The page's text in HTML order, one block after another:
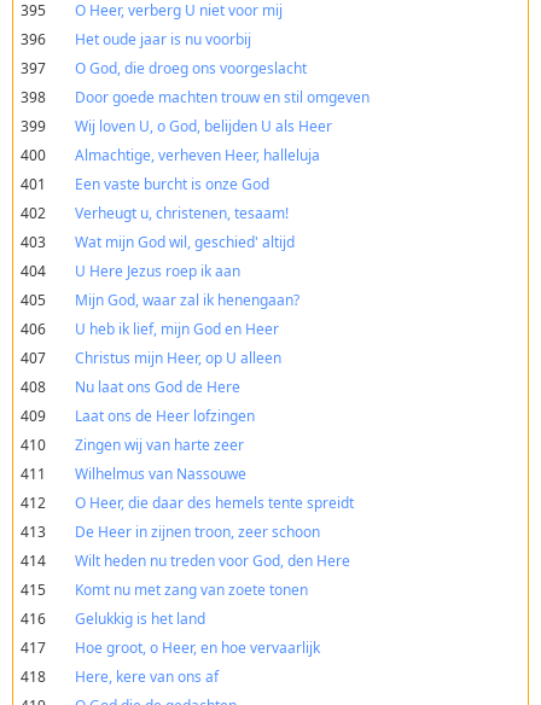
395
O Heer, verberg U niet voor mij
396
Het oude jaar is nu voorbij
397
O God, die droeg ons voorgeslacht
398
Door goede machten trouw en stil omgeven
399
Wij loven U, o God, belijden U als Heer
400
Almachtige, verheven Heer, halleluja
401
Een vaste burcht is onze God
402
Verheugt u, christenen, tesaam!
403
Wat mijn God wil, geschied' altijd
404
U Here Jezus roep ik aan
405
Mijn God, waar zal ik henengaan?
406
U heb ik lief, mijn God en Heer
407
Christus mijn Heer, op U alleen
408
Nu laat ons God de Here
409
Laat ons de Heer lofzingen
410
Zingen wij van harte zeer
411
Wilhelmus van Nassouwe
412
O Heer, die daar des hemels tente spreidt
413
De Heer in zijnen troon, zeer schoon
414
Wilt heden nu treden voor God, den Here
415
Komt nu met zang van zoete tonen
416
Gelukkig is het land
417
Hoe groot, o Heer, en hoe vervaarlijk
418
Here, kere van ons af